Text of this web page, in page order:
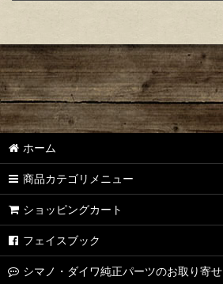
ホーム
商品カテゴリメニュー
ショッピングカート
フェイスブック
シマノ・ダイワ純正パーツのお取り寄せ